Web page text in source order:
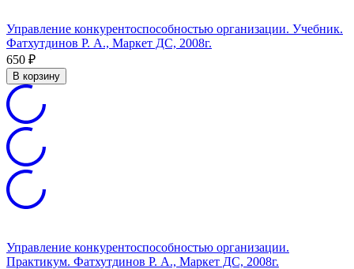
Управление конкурентоспособностью организации. Учебник.
Фатхутдинов Р. А., Маркет ДС, 2008г.
650 ₽
В корзину
Управление конкурентоспособностью организации.
Практикум. Фатхутдинов Р. А., Маркет ДС, 2008г.